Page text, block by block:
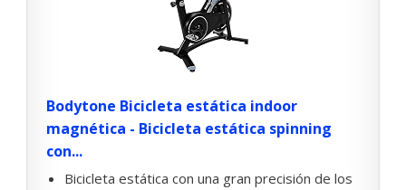
Bodytone Bicicleta estática indoor
magnética - Bicicleta estática spinning
con...
Bicicleta estática con una gran precisión de los